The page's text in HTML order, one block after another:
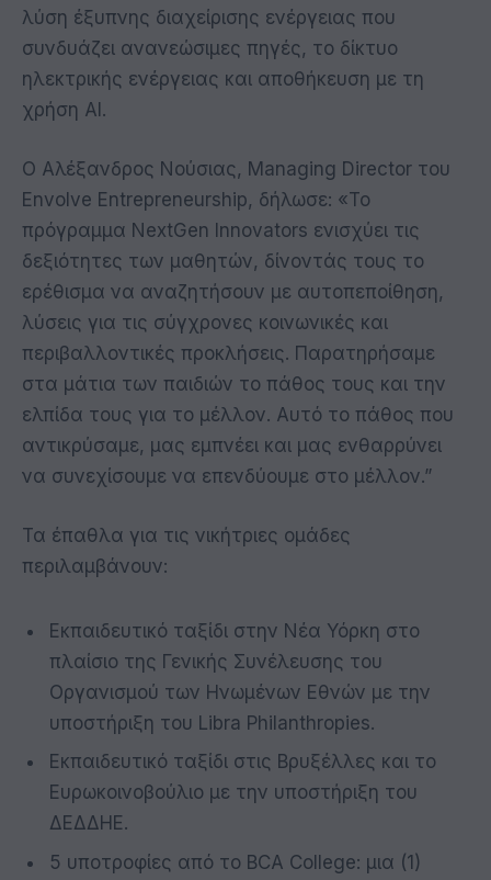
λύση έξυπνης διαχείρισης ενέργειας που
συνδυάζει ανανεώσιμες πηγές, το δίκτυο
ηλεκτρικής ενέργειας και αποθήκευση με τη
χρήση AI.
Ο Αλέξανδρος Νούσιας, Managing Director του
Envolve Entrepreneurship, δήλωσε: «Το
πρόγραμμα NextGen Innovators ενισχύει τις
δεξιότητες των μαθητών, δίνοντάς τους το
ερέθισμα να αναζητήσουν με αυτοπεποίθηση,
λύσεις για τις σύγχρονες κοινωνικές και
περιβαλλοντικές προκλήσεις. Παρατηρήσαμε
στα μάτια των παιδιών το πάθος τους και την
ελπίδα τους για το μέλλον. Αυτό το πάθος που
αντικρύσαμε, μας εμπνέει και μας ενθαρρύνει
να συνεχίσουμε να επενδύουμε στο μέλλον.”
Τα έπαθλα για τις νικήτριες ομάδες
περιλαμβάνουν:
Εκπαιδευτικό ταξίδι στην Νέα Υόρκη στο
πλαίσιο της Γενικής Συνέλευσης του
Οργανισμού των Ηνωμένων Εθνών με την
υποστήριξη του Libra Philanthropies.
Εκπαιδευτικό ταξίδι στις Βρυξέλλες και το
Ευρωκοινοβούλιο με την υποστήριξη του
ΔΕΔΔΗΕ.
5 υποτροφίες από το BCA College: μια (1)